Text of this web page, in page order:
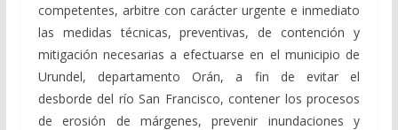
competentes, arbitre con carácter urgente e inmediato
las medidas técnicas, preventivas, de contención y
mitigación necesarias a efectuarse en el municipio de
Urundel, departamento Orán, a fin de evitar el
desborde del río San Francisco, contener los procesos
de erosión de márgenes, prevenir inundaciones y